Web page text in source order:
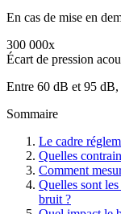
En cas de mise en
300 000x
Écart de pression
Entre 60 dB et 95
Sommaire
Le cadre
Quelles
Comment
Quelles sont
bruit ?